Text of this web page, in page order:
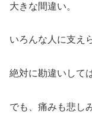
大きな間違い。
いろんな人に支え
絶対に勘違いして
でも、痛みも悲し